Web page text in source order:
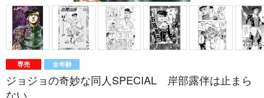
専売 全年齢
ジョジョの奇妙な同人SPECIAL 岸部露伴は止まら
ない